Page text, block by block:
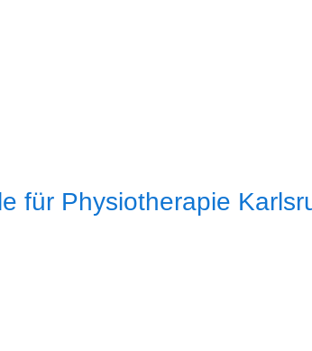
für Physiotherapie